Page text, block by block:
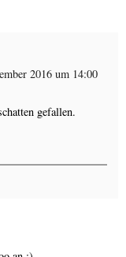
2016 um 14:00
gefallen.